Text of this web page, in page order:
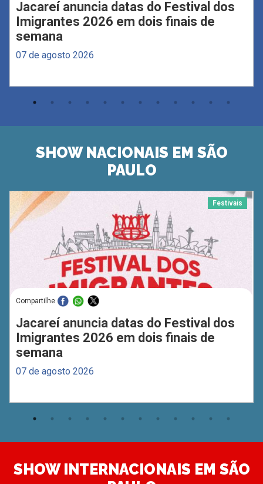
Jacareí anuncia datas do Festival dos
Imigrantes 2026 em dois finais de
semana
07 de agosto 2026
SHOW NACIONAIS EM SÃO
PAULO
Festivais
Compartilhe
Jacareí anuncia datas do Festival dos
Imigrantes 2026 em dois finais de
semana
07 de agosto 2026
SHOW INTERNACIONAIS EM SÃO